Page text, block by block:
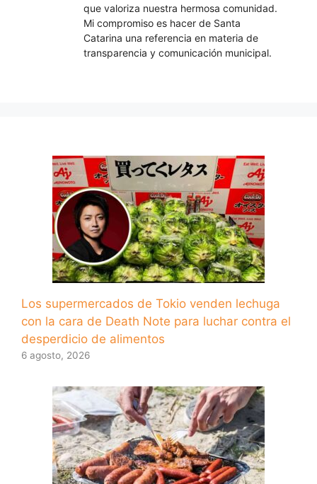
que valoriza nuestra hermosa comunidad.
Mi compromiso es hacer de Santa
Catarina una referencia en materia de
transparencia y comunicación municipal.
Los supermercados de Tokio venden lechuga
con la cara de Death Note para luchar contra el
desperdicio de alimentos
6 agosto, 2026